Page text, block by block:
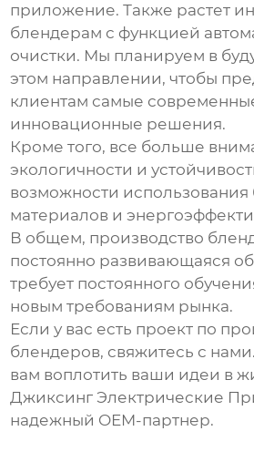
приложение. Также растет
блендерам с функцией
очистки. Мы планируем в
этом направлении, чтобы
клиентам самые
инновационные решения.
Кроме того, все больше
экологичности и
возможности
материалов и
В общем, производство
постоянно развивающаяся
требует постоянного
новым требованиям рынка.
Если у вас есть проект по
блендеров, свяжитесь с
вам воплотить ваши идеи в
Джиксинг Электрические
надежный OEM-партнер.